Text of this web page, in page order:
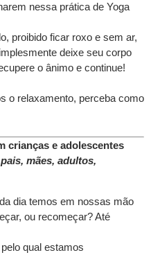
nessa prática de Yoga
proibido ficar roxo e sem ar,
deixe seu corpo
o ânimo e continue!
o relaxamento, perceba como
crianças e adolescentes
mães, adultos,
dia temos em nossas mão
ou recomeçar? Até
qual estamos